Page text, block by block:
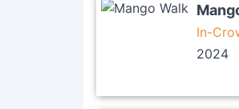
In-
2024